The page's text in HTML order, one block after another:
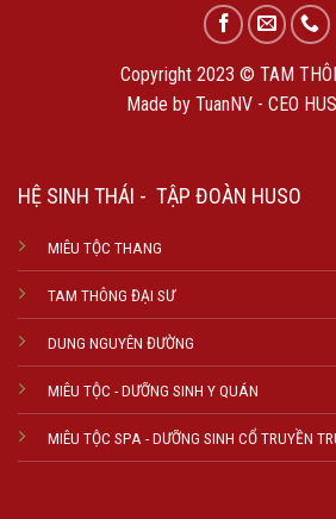
Copyright 2023 © TAM
Made by TuanNV - CEO
HỆ SINH THÁI - TẬP ĐOÀN HUSO
MIÊU TỘC THANG
TAM THÔNG ĐẠI SƯ
DUNG NGUYÊN ĐƯỜNG
MIÊU TỘC - DƯỠNG SINH Y QUÁN
MIÊU TỘC SPA - DƯỠNG SINH CỔ TRUYỀN